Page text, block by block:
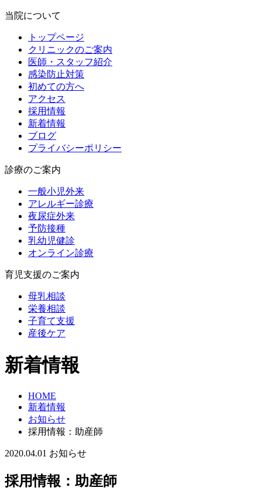
当院について
トップページ
クリニックのご案内
医師・スタッフ紹介
感染防止対策
初めての方へ
アクセス
採用情報
新着情報
ブログ
プライバシーポリシー
診療のご案内
一般小児外来
アレルギー診療
夜尿症外来
予防接種
乳幼児健診
オンライン診療
育児支援のご案内
母乳相談
栄養相談
子育て支援
産後ケア
新着情報
HOME
新着情報
お知らせ
採用情報：助産師
2020.04.01 お知らせ
採用情報：助産師